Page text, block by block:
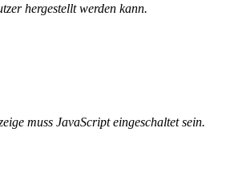
hergestellt werden kann.
muss JavaScript eingeschaltet sein.